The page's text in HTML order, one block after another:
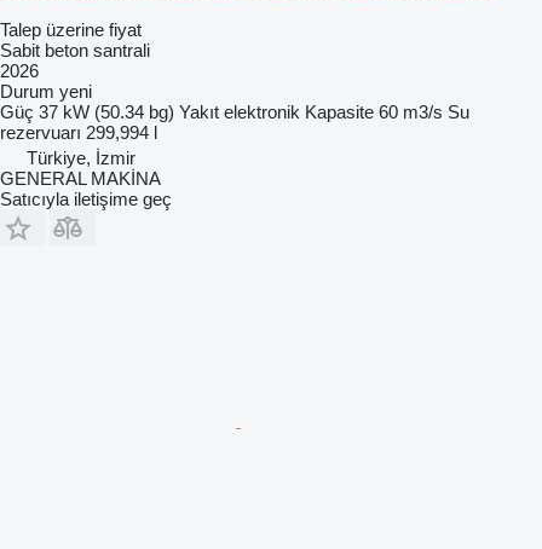
Talep üzerine fiyat
Sabit beton santrali
2026
Durum yeni
Güç 37 kW (50.34 bg) Yakıt elektronik Kapasite 60 m3/s Su
rezervuarı 299,994 l
Türkiye, İzmir
GENERAL MAKİNA
Satıcıyla iletişime geç